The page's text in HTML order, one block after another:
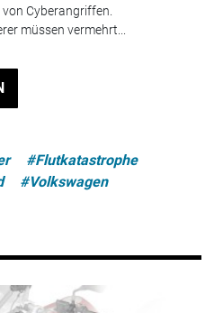
Cyberangriffen.
müssen vermehrt...
#Flutkatastrophe
#Volkswagen